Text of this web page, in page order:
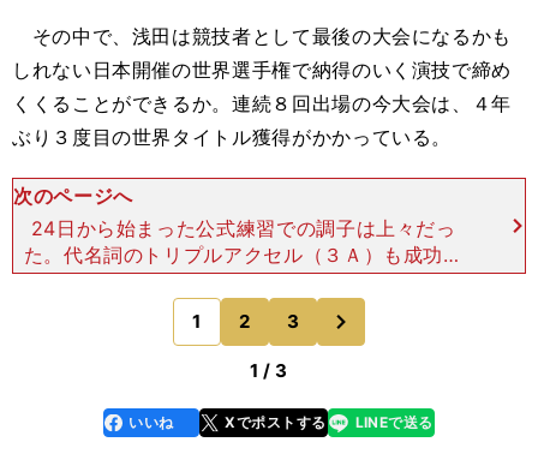
その中で、浅田は競技者として最後の大会になるかも
しれない日本開催の世界選手権で納得のいく演技で締め
くくることができるか。連続８回出場の今大会は、４年
ぶり３度目の世界タイトル獲得がかかっている。
次のページへ
24日から始まった公式練習での調子は上々だっ
た。代名詞のトリプルアクセル（３Ａ）も成功さ
せ、連続３回転の高難度ジャンプも軽々と跳ぶな
ど、滑りにもスピードがあってキレのいい動きを見
せていた。25日の公式
1 2 3
1 / 3
faceboo
k
いいね Xでポストする
line LINEで送る